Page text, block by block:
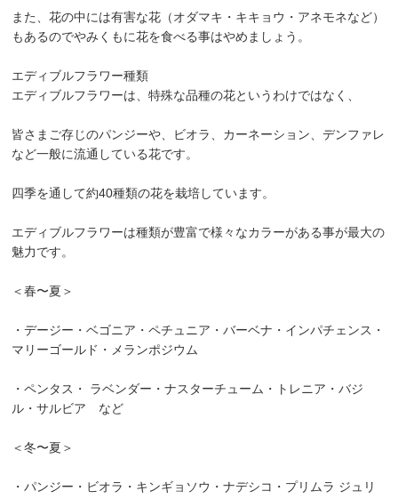
また、花の中には有害な花（オダマキ・キキョウ・アネモネなど）
もあるのでやみくもに花を食べる事はやめましょう。
エディブルフラワー種類
エディブルフラワーは、特殊な品種の花というわけではなく、
皆さまご存じのパンジーや、ビオラ、カーネーション、デンファレ
など一般に流通している花です。
四季を通して約40種類の花を栽培しています。
エディブルフラワーは種類が豊富で様々なカラーがある事が最大の
魅力です。
＜春〜夏＞
・デージー・ベゴニア・ペチュニア・バーベナ・インパチェンス・
マリーゴールド・メランポジウム
・ペンタス・ ラベンダー・ナスターチューム・トレニア・バジ
ル・サルビア など
＜冬〜夏＞
・パンジー・ビオラ・キンギョソウ・ナデシコ・プリムラ ジュリ